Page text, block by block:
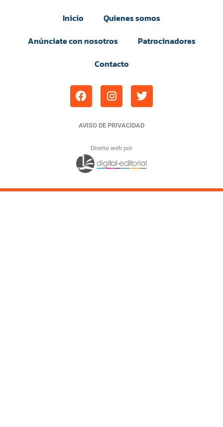
Inicio
Quienes somos
Anúnciate con nosotros
Patrocinadores
Contacto
AVISO DE PRIVACIDAD
Diseño web por